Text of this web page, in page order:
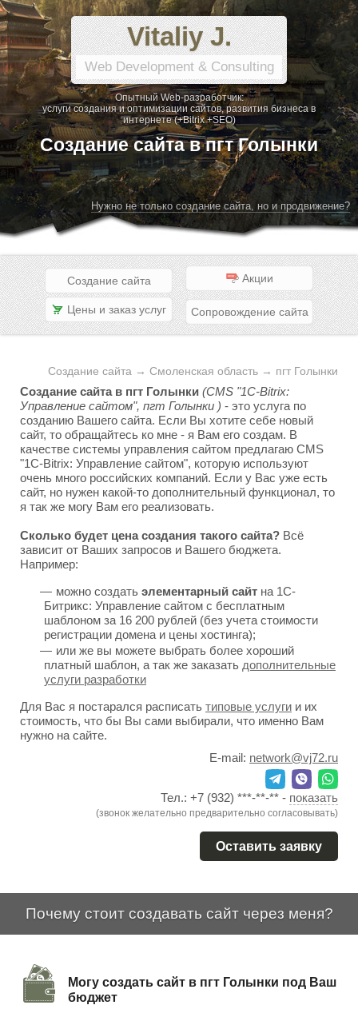
Vitaliy J.
Web Development & Consulting
Опытный Web-разработчик:
услуги создания и оптимизации сайтов, развития бизнеса в
интернете (+Bitrix +SEO)
Создание сайта в пгт Голынки
Нужно не только создание сайта, но и продвижение?
Создание сайта Акции
Цены и заказ услуг Сопровождение сайта
Создание сайта → Смоленская область → пгт Голынки
Создание сайта в пгт Голынки (CMS "1C-Bitrix:
Управление сайтом", пгт Голынки ) - это услуга по
созданию Вашего сайта. Если Вы хотите себе новый
сайт, то обращайтесь ко мне - я Вам его создам. В
качестве системы управления сайтом предлагаю CMS
"1C-Bitrix: Управление сайтом", которую используют
очень много российских компаний. Если у Вас уже есть
сайт, но нужен какой-то дополнительный функционал, то
я так же могу Вам его реализовать.
Сколько будет цена создания такого сайта? Всё
зависит от Ваших запросов и Вашего бюджета.
Например:
можно создать элементарный сайт на 1С-
Битрикс: Управление сайтом с бесплатным
шаблоном за 16 200 рублей (без учета стоимости
регистрации домена и цены хостинга);
или же вы можете выбрать более хороший
платный шаблон, а так же заказать дополнительные
услуги разработки
Для Вас я постарался расписать типовые услуги и их
стоимость, что бы Вы сами выбирали, что именно Вам
нужно на сайте.
E-mail: network@vj72.ru
Тел.: +7 (932) ***-**-** - показать
(звонок желательно предварительно согласовывать)
Оставить заявку
Почему стоит создавать сайт через меня?
Могу создать сайт в пгт Голынки под Ваш
бюджет